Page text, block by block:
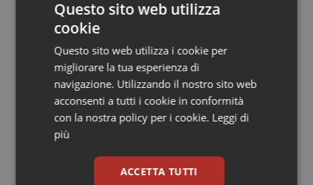
Salute orale & impianti
Sangue & coagulazione
Tiroide
Tumore al seno
Tumore ovarico
Potrebbe interessarti in
Regioni e Asl
Settimana della Scienza dello
Spallanzani: capire la ricerca per
comprendere il presente
Questo sito web utilizza
cookie
Questo sito web utilizza i cookie per
migliorare la tua esperienza di
navigazione. Utilizzando il nostro sito web
acconsenti a tutti i cookie in conformità
con la nostra policy per i cookie. Leggi di
più
ACCETTA TUTTI